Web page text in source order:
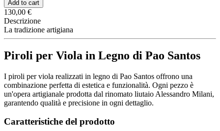
Add to cart
130,00 €
Descrizione
La tradizione artigiana
Piroli per Viola in Legno di Pao Santos
I piroli per viola realizzati in legno di Pao Santos offrono una
combinazione perfetta di estetica e funzionalità. Ogni pezzo è
un'opera artigianale prodotta dal rinomato liutaio Alessandro Milani,
garantendo qualità e precisione in ogni dettaglio.
Caratteristiche del prodotto